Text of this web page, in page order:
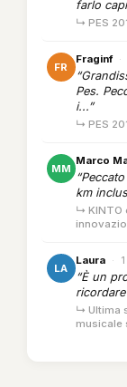
farlo
↳ PES
FR
Fraginf ·
Pes.
i...”
↳ PES
MM
Marco
km
↳ KINTO
LA
Laura ·
“È un
↳ Ultima
musicale